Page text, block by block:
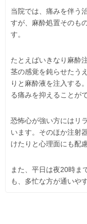
当院では、痛みを伴う
すが、麻酔処置そのも
す。
たとえばいきなり麻酔
茎の感覚を鈍らせたう
りと麻酔液を注入する
る痛みを抑えることが
恐怖心が強い方にはリ
います。そのほか注射
けたりと心理面にも配
また、平日は夜20時ま
も、多忙な方が通いや